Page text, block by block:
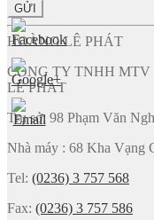
GỬI
HOÀNG LÊ PHÁT
CÔNG TY TNHH
LÊ PHÁT
Trụ sở: 98 Phạm Văn
Nhà máy : 68 Kha Vạng
Tel: (0236) 3 757 568
Fax: (0236) 3 757 586